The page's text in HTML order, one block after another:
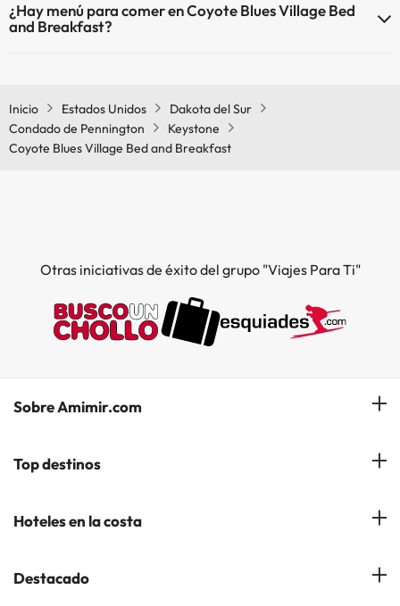
personas con movilidad reducida.
¿Hay menú para comer en Coyote Blues Village Bed
and Breakfast?
Inicio
Estados Unidos
Dakota del Sur
Condado de Pennington
Keystone
Coyote Blues Village Bed and Breakfast
Otras iniciativas de éxito del grupo "Viajes Para Ti"
Sobre Amimir.com
¿Quiénes somos?
Gestionar mi reserva
Top destinos
Hoteles en Salou
Hoteles en Andorra la Vella
Hoteles en la costa
Hoteles en la Costa Azahar
Destacado